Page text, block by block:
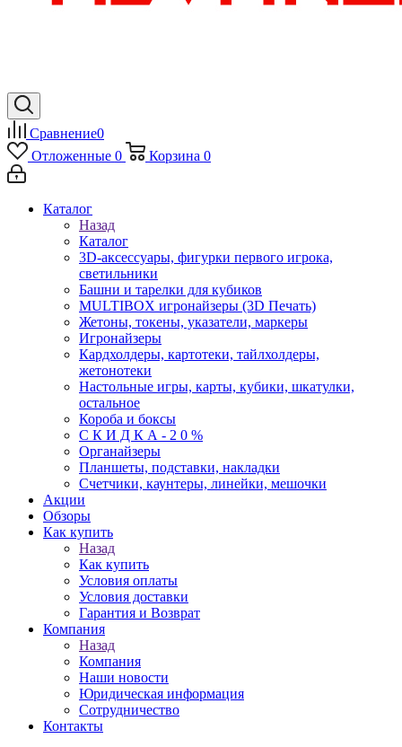
Сравнение0
Отложенные 0 Корзина 0
Каталог
Назад
Каталог
3D-аксессуары, фигурки первого игрока,
светильники
Башни и тарелки для кубиков
MULTIBOX игронайзеры (3D Печать)
Жетоны, токены, указатели, маркеры
Игронайзеры
Кардхолдеры, картотеки, тайлхолдеры,
жетонотеки
Настольные игры, карты, кубики, шкатулки,
остальное
Короба и боксы
С К И Д К А - 2 0 %
Органайзеры
Планшеты, подставки, накладки
Счетчики, каунтеры, линейки, мешочки
Акции
Обзоры
Как купить
Назад
Как купить
Условия оплаты
Условия доставки
Гарантия и Возврат
Компания
Назад
Компания
Наши новости
Юридическая информация
Сотрудничество
Контакты